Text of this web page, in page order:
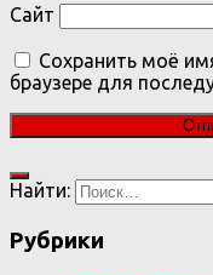
Сайт
Сохранить моё
браузере для
Найти:
Рубрики